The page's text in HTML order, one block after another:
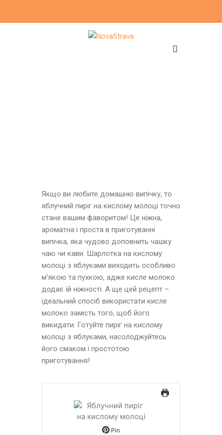
Якщо ви любите домашню випічку, то
яблучний пиріг на кислому молоці точно
стане вашим фаворитом! Це ніжна,
ароматна і проста в приготуванні
випічка, яка чудово доповнить чашку
чаю чи кави. Шарлотка на кислому
молоці з яблуками виходить особливо
м’якою та пухкою, адже кисле молоко
додає їй ніжності. А ще цей рецепт –
ідеальний спосіб використати кисле
молоко замість того, щоб його
викидати. Готуйте пиріг на кислому
молоці з яблуками, насолоджуйтесь
його смаком і простотою
приготування!
Pin